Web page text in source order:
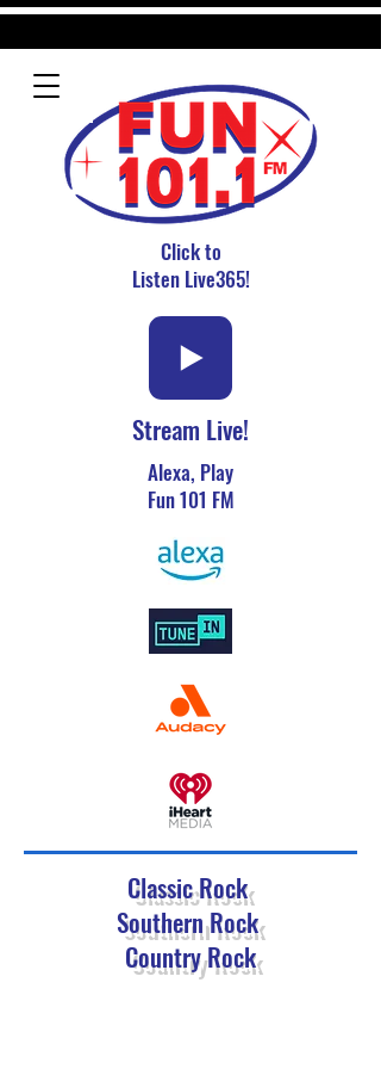
Click to
Listen Live365!
Stream Live!
Alexa, Play
Fun 101 FM
Classic Rock
Southern Rock
Country Rock